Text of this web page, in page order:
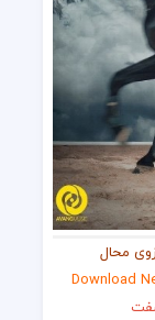
محال
Download